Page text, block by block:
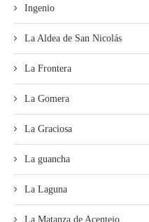
Ingenio
La Aldea de San Nicolás
La Frontera
La Gomera
La Graciosa
La guancha
La Laguna
La Matanza de Acentejo